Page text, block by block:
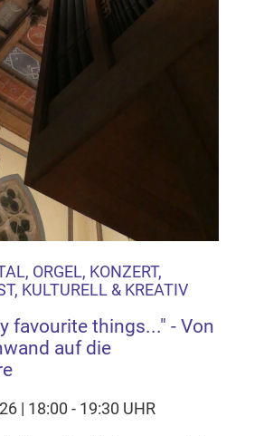
ORGEL, KONZERT,
KULTURELL & KREATIV
favourite things..." - Von
auf die
| 18:00 - 19:30 UHR